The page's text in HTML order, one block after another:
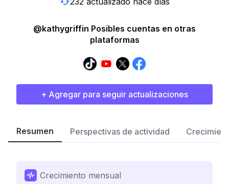
@kathygriffin Posibles cuentas en otras
plataformas
+ Agregar para seguir actualizaciones
Resumen Perspectivas de actividad
Crecimiento mensual